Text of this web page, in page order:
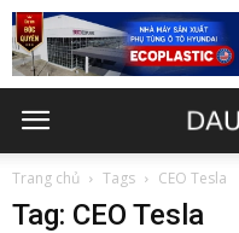
Trang chủ Tags CEO Tesla
Tag: CEO Tesla